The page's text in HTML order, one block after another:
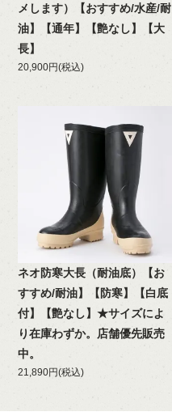
メします）【おすすめ/水産/耐
油】【通年】【艶なし】【大
長】
20,900円(税込)
ネオ防寒大長（耐油底）【お
すすめ/耐油】【防寒】【白底
付】【艶なし】★サイズによ
り在庫わずか。店舗優先販売
中。
21,890円(税込)